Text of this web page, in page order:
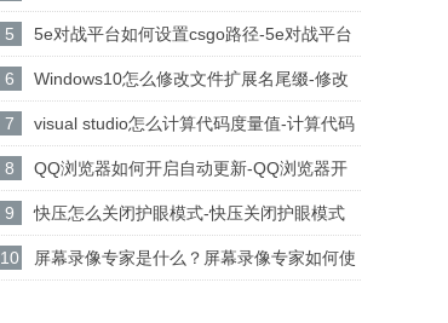
行python代码程序的方法
5 5e对战平台如何设置csgo路径-5e对战平台
设置csgo路径的方法
6 Windows10怎么修改文件扩展名尾缀-修改
文件扩展名尾缀方法
7 visual studio怎么计算代码度量值-计算代码
度量值方法
8 QQ浏览器如何开启自动更新-QQ浏览器开
启自动更新的方法
9 快压怎么关闭护眼模式-快压关闭护眼模式
的方法介绍
10 屏幕录像专家是什么？屏幕录像专家如何使